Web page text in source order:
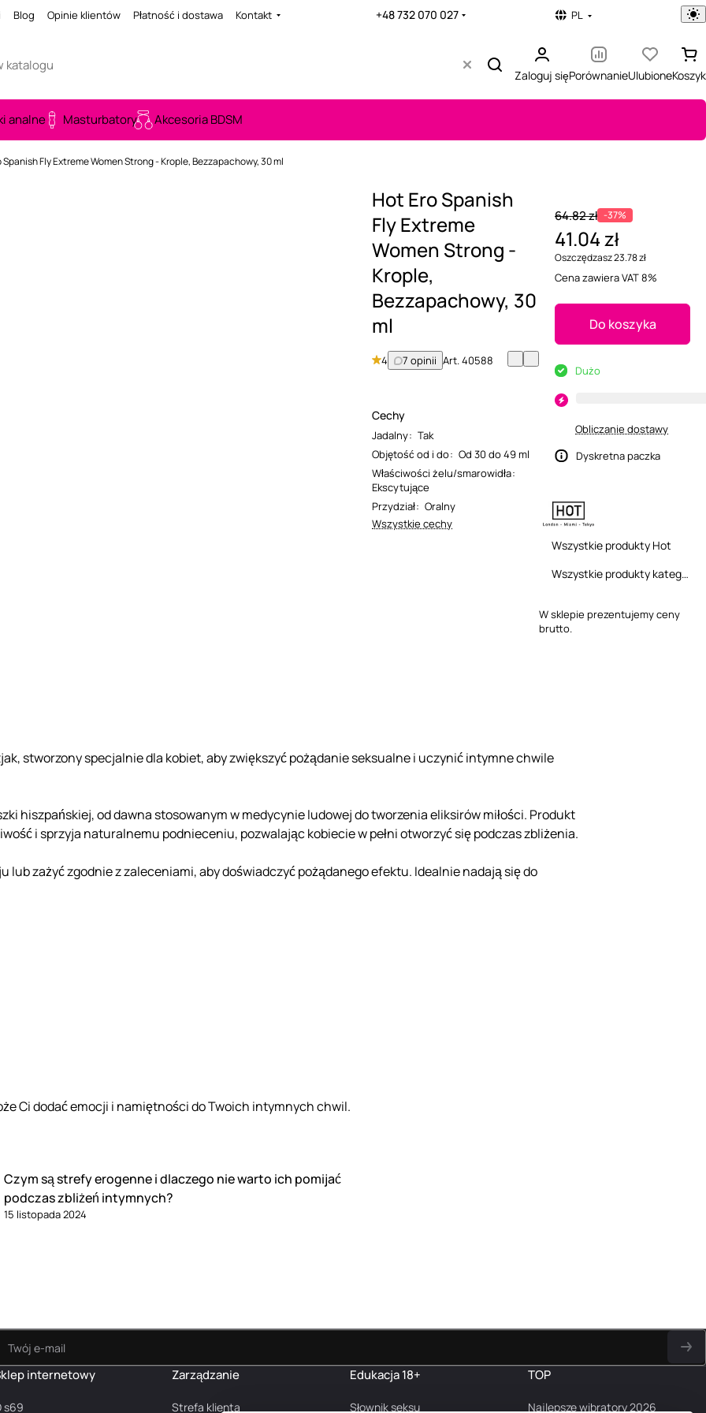
Blog Opinie klientów Płatność i dostawa Kontakt +48 732 070 027 PL
Zaloguj sięPorównanieUlubioneKoszyk
analne Masturbatory Akcesoria BDSM
Spanish Fly Extreme Women Strong - Krople, Bezzapachowy, 30 ml
Hot Ero Spanish
Fly Extreme
Women Strong -
Krople,
Bezzapachowy, 30
ml
4 7 opinii Art.40588
Cechy
Jadalny: Tak
Objętość od i do: Od 30 do 49 ml
Właściwości żelu/smarowidła:
Ekscytujące
Przydział: Oralny
Wszystkie cechy
64.82 zł -37%
41.04 zł
Oszczędzasz 23.78 zł
Cena zawiera VAT 8%
Do koszyka
Dużo
Obliczanie dostawy
Dyskretna paczka
Wszystkie produkty Hot
Wszystkie produkty kategorii
W sklepie prezentujemy ceny
brutto.
stworzony specjalnie dla kobiet, aby zwiększyć pożądanie seksualne i uczynić intymne chwile
hiszpańskiej, od dawna stosowanym w medycynie ludowej do tworzenia eliksirów miłości. Produkt
i sprzyja naturalnemu podnieceniu, pozwalając kobiecie w pełni otworzyć się podczas zbliżenia.
lub zażyć zgodnie z zaleceniami, aby doświadczyć pożądanego efektu. Idealnie nadają się do
Ci dodać emocji i namiętności do Twoich intymnych chwil.
Czym są strefy erogenne i dlaczego nie warto ich pomijać
podczas zbliżeń intymnych?
15 listopada 2024
internetowy
s69
Zarządzanie
Strefa klienta
Edukacja 18+
Słownik seksu
TOP
Najlepsze wibratory 2026